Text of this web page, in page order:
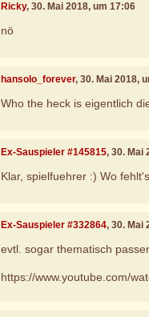
Ricky, 30. Mai 2018, um 17:06
nö
hansolo_forever, 30. Mai 2018,
Who the heck is eigentlich
Ex-Sauspieler #145815, 30. Mai
Klar, spielfuehrer :) Wo
Ex-Sauspieler #332864, 30. Mai
evtl. sogar thematisch
https://www.youtube.com/